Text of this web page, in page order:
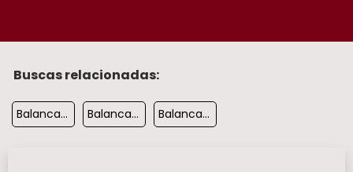
Buscas relacionadas:
Balanca Toledo Prix 5 Balanca Industrial 1000kg Balanca Comercial Pesadora